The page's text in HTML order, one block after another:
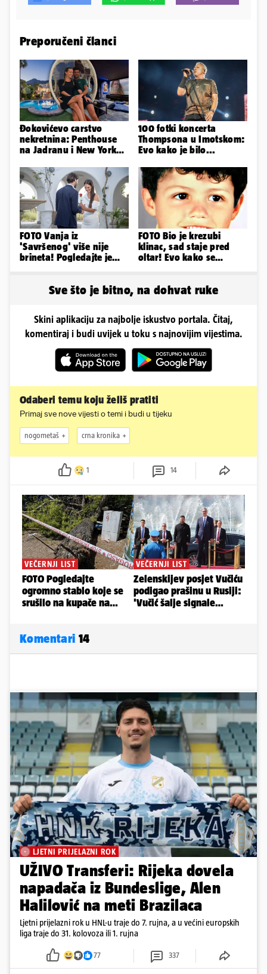
Preporučeni članci
Đokovićevo carstvo
nekretnina: Penthouse
na Jadranu i New Yorku,
100 fotki koncerta
Thompsona u Imotskom:
Evo kako je bilo...
FOTO Vanja iz
'Savršenog' više nije
brineta! Pogledajte je
FOTO Bio je krezubi
klinac, sad staje pred
oltar! Evo kako se
Sve što je bitno, na dohvat ruke
Skini aplikaciju za najbolje iskustvo portala. Čitaj,
komentiraj i budi uvijek u toku s najnovijim vijestima.
Odaberi temu koju želiš pratiti
Primaj sve nove vijesti o temi i budi u tijeku
nogometaš crna kronika
1 14
Komentari 14
LJETNI PRIJELAZNI ROK
UŽIVO Transferi: Rijeka dovela
napadača iz Bundeslige, Alen
Halilović na meti Brazilaca
Ljetni prijelazni rok u HNL-u traje do 7. rujna, a u većini europskih
liga traje do 31. kolovoza ili 1. rujna
77 337